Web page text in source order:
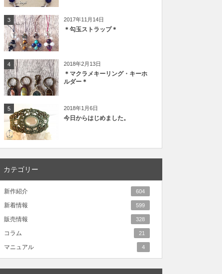
3 2017年11月14日
＊勾玉ストラップ＊
4 2018年2月13日
＊マクラメキーリング・キーホ
ルダー＊
5 2018年1月6日
今日からはじめました。
カテゴリー
新作紹介 604
新着情報 599
販売情報 328
コラム 21
マニュアル 4